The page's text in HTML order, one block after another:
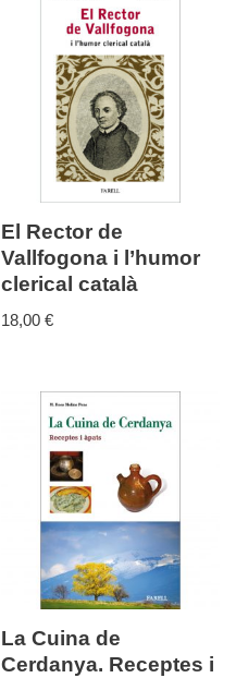
El Rector de
Vallfogona i l’humor
clerical català
18,00€
La Cuina de
Cerdanya. Receptes i